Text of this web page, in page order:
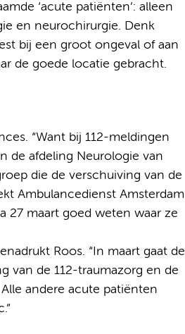
‘acute patiënten’: alleen
en neurochirurgie. Denk
bij een groot ongeval of aan
de goede locatie gebracht.
“Want bij 112-meldingen
de afdeling Neurologie van
die de verschuiving van de
Ambulancedienst Amsterdam
27 maart goed weten waar ze
Roos. “In maart gaat de
van de 112-traumazorg en de
andere acute patiënten